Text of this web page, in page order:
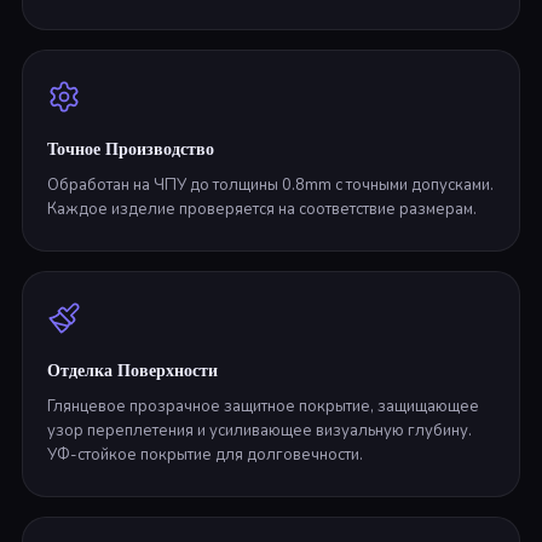
Точное Производство
Обработан на ЧПУ до толщины 0.8mm с точными допусками.
Каждое изделие проверяется на соответствие размерам.
Отделка Поверхности
Глянцевое прозрачное защитное покрытие, защищающее
узор переплетения и усиливающее визуальную глубину.
УФ-стойкое покрытие для долговечности.